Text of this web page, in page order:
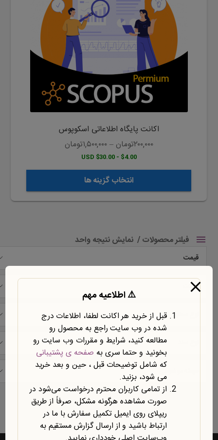
اکانت پایگاه اطلاعاتی اسکوپوس
۲۰۰,۰۰۰تومان –۱,۵۰۰,۰۰۰تومان
$4.00 - $30.00 USD
انتخاب گزینه ها
مختلفی
باشد.
گزینه
ها
فیلتر محصولات نمایش نتیجه واحد
قیمت
شرکت
نوع محتوا
نمایش یک نتیجه
⚠️ اطلاعیه مهم
قبل از خرید هر اکانت لطفا، اطلاعات درج
شده در وب سایت راجع به محصول رو
مطالعه کنید، شرایط و مقررات وب سایت رو
بخونید و حتما سری به صفحه ی پشتیبانی
که شامل توضیحات قبل ، حین و بعد خرید
می شود، بزنید.
از تمامی کاربران محترم درخواست می‌شود در
صورت مشاهده هرگونه مشکل، صرفاً از طریق
ریپلای روی ایمیل تکمیل سفارش با ما در
ارتباط باشید و از ارسال گزارش مستقیم به